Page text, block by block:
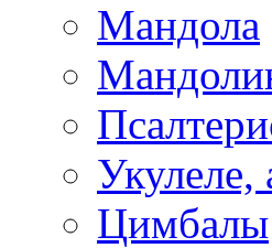
Мандола
Укулеле,
Цимбалы